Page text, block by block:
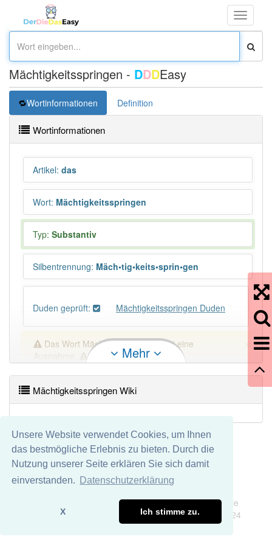
Unsere Website verwendet Cookies, um Ihnen
das bestmögliche Erlebnis zu bieten. Durch die
Nutzung unserer Seite erklären Sie sich damit
einverstanden.
Datenschutzerklärung
X Ich stimme zu.
Toggle
Mächtigkeitsspringen - DDDEasy
Wortinformationen Definition
Wortinformationen
Artikel: das
Wort: Mächtigkeitsspringen
Typ: Substantiv
Silbentrennung: Mäch•tig•keits•sprin•gen
Duden geprüft: Mächtigkeitsspringen Duden
Das Wort Mächtigkeitsspringen ist eine
Ausnahme.
DIE:42Ausnahmen Beispiele
DAS:198Ausnahmen Beispiele
Mehr
Mächtigkeitsspringen Wiki
Wir übernehmen keine Garantie und keine Haftung für die
Richtigkeit und Vollständigkeit dieser Seite. DDDEasy 2024